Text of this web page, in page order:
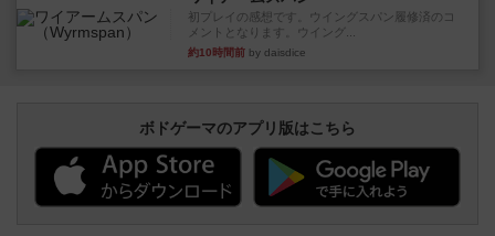
初プレイの感想です。ウイングスパン履修済のコ
メントとなります。ウイング...
約10時間前 by daisdice
ボドゲーマのアプリ版はこちら